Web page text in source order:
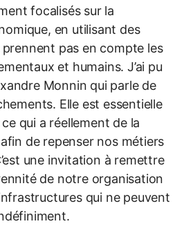
focalisés sur la
en utilisant des
pas en compte les
et humains. J’ai pu
Monnin qui parle de
Elle est essentielle
qui a réellement de la
de repenser nos métiers
une invitation à remettre
de notre organisation
qui ne peuvent